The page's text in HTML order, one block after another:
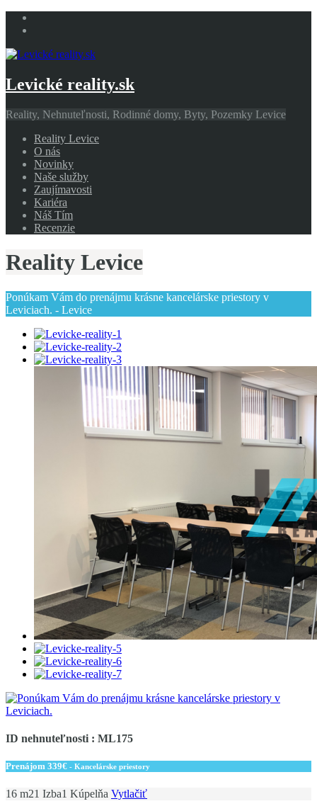
Levické reality.sk
Reality, Nehnuteľnosti, Rodinné domy, Byty, Pozemky Levice
Reality Levice
O nás
Novinky
Naše služby
Zaujímavosti
Kariéra
Náš Tím
Recenzie
Reality Levice
Ponúkam Vám do prenájmu krásne kancelárske priestory v
Leviciach. - Levice
ID nehnuteľnosti : ML175
Prenájom 339€ - Kancelárske priestory
16 m21 Izba1 Kúpelňa Vytlačiť